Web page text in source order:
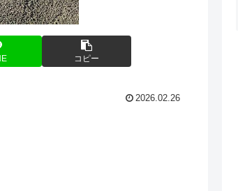
コピー
2026.02.26